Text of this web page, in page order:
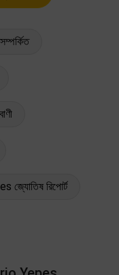
জ্যোতিষ রিপোর্ট